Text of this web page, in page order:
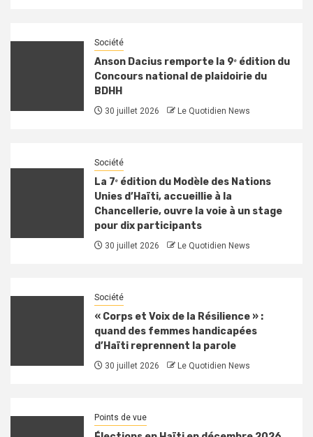
Société
Anson Dacius remporte la 9ᵉ édition du
Concours national de plaidoirie du
BDHH
30 juillet 2026 Le Quotidien News
Société
La 7ᵉ édition du Modèle des Nations
Unies d’Haïti, accueillie à la
Chancellerie, ouvre la voie à un stage
pour dix participants
30 juillet 2026 Le Quotidien News
Société
« Corps et Voix de la Résilience » :
quand des femmes handicapées
d’Haïti reprennent la parole
30 juillet 2026 Le Quotidien News
Points de vue